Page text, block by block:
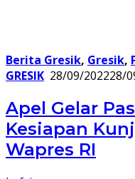
Berita Gresik, Gresik,
GRESIK 28/09/202228/
Apel Gelar
Kesiapan
Wapres RI